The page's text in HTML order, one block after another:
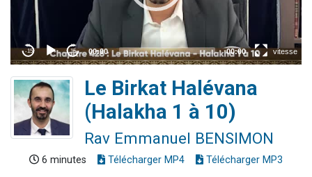
Le Birkat Halévana
(Halakha 1 à 10)
Rav Emmanuel BENSIMON
6 minutes Télécharger MP4 Télécharger MP3